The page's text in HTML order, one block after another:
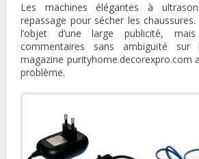
Les machines élégantes à
repassage pour sécher les
l’objet d’une large publicité,
commentaires sans ambiguïté sur
magazine purityhome.decorexpro.com
problème.